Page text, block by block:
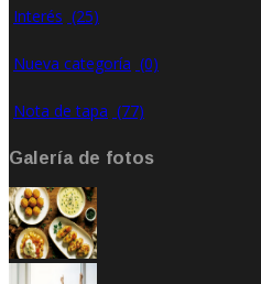
Interés (25)
Nueva categoría (0)
Nota de tapa (77)
Galería de fotos